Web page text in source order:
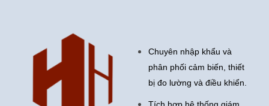
Chuyên nhập khẩu và
phân phối cảm biến, thiết
bị đo lường và điều khiển.